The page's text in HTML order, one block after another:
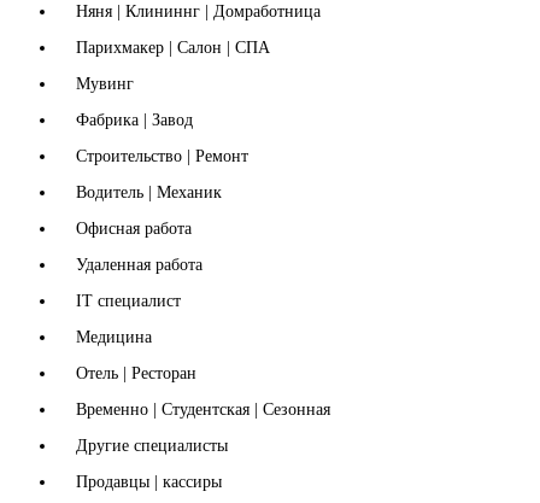
Няня | Клининнг | Домработница
Парихмакер | Салон | СПА
Мувинг
Фабрика | Завод
Строительство | Ремонт
Водитель | Механик
Офисная работа
Удаленная работа
IT специалист
Медицина
Отель | Ресторан
Временно | Студентская | Сезонная
Другие специалисты
Продавцы | кассиры